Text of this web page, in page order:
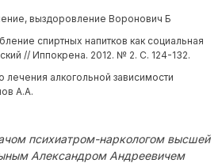
выздоровление Воронович Б
спиртных напитков как социальная
// Иппокрена. 2012. № 2. С. 124-132.
алкогольной зависимости
А.А.
психиатром-наркологом высшей
Александром Андреевичем